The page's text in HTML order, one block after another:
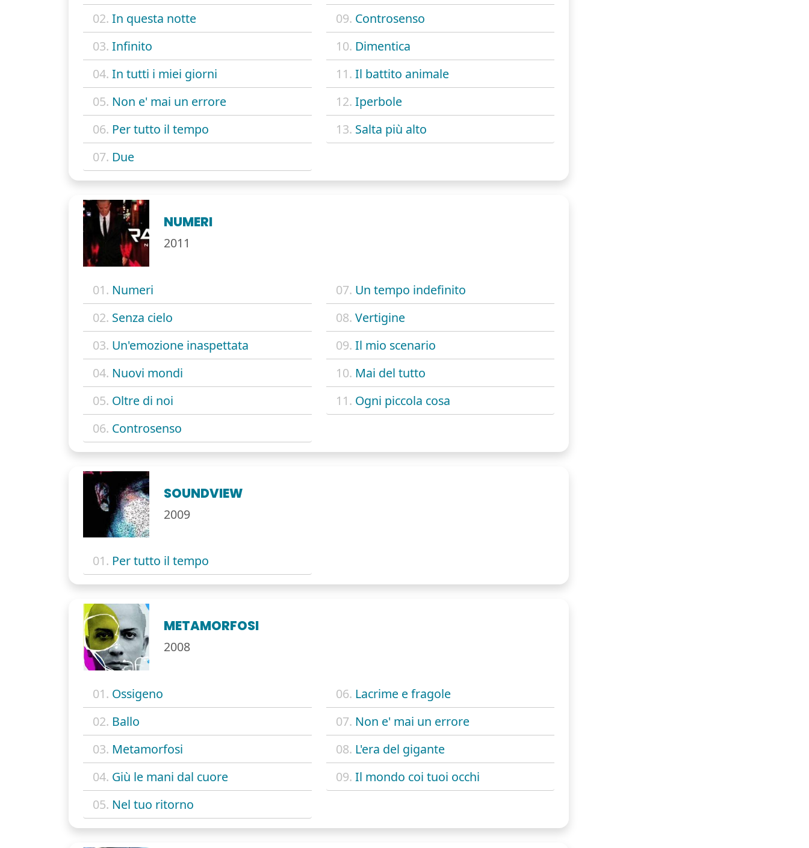
02. In questa notte
03. Infinito
04. In tutti i miei giorni
05. Non e' mai un errore
06. Per tutto il tempo
07. Due
09. Controsenso
10. Dimentica
11. Il battito animale
12. Iperbole
13. Salta più alto
NUMERI
2011
01. Numeri
02. Senza cielo
03. Un'emozione inaspettata
04. Nuovi mondi
05. Oltre di noi
06. Controsenso
07. Un tempo indefinito
08. Vertigine
09. Il mio scenario
10. Mai del tutto
11. Ogni piccola cosa
SOUNDVIEW
2009
01. Per tutto il tempo
METAMORFOSI
2008
01. Ossigeno
02. Ballo
03. Metamorfosi
04. Giù le mani dal cuore
05. Nel tuo ritorno
06. Lacrime e fragole
07. Non e' mai un errore
08. L'era del gigante
09. Il mondo coi tuoi occhi